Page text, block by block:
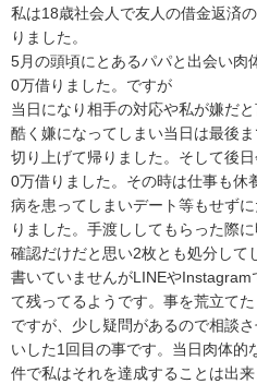
私は18歳社会人で友人の借金返済
りました。
5月の頭頃にとあるパパと出会い肉
0万借りました。ですが
当日になり相手の対応や私が嫌だ
酷く嫌になってしまい当日は最後
切り上げて帰りました。そして後
0万借りました。その時は仕事も休
病を患ってしまいデート等もせず
りました。手渡ししてもらった際
確認だけだと思い2枚とも処分して
書いていませんがLINEや
て残ってるようです。事を荒立て
ですが、少し疑問があるので相談
いした1回目の事です。当日肉体的
件で私はそれを達成することは出